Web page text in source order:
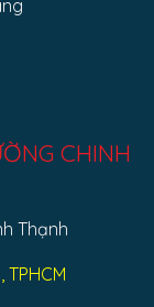
CHINH
Thạnh